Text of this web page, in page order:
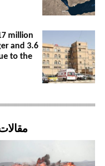
million
and 3.6
to the